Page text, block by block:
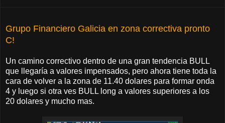
Grupo Financiero Galicia en zona correctiva pronto
C!
Un camino correctivo dentro de una gran tendencia BULL
que llegaría a valores impensados, pero ahora tiene toda la
cara de volver a la zona de 11.40 dolares para formar onda
4 y luego si otra ves BULL long a valores superiores a los
20 dolares y mucho mas.